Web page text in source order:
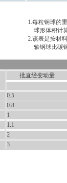
1.每粒钢球的
球形体积计
2.该表是按材
轴钢球比碳
批直经变动量
0.5
0.8
1
1.1
2
3